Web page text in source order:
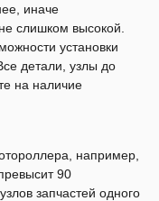
иначе
слишком высокой.
установки
детали, узлы до
на наличие
например,
90
запчастей одного